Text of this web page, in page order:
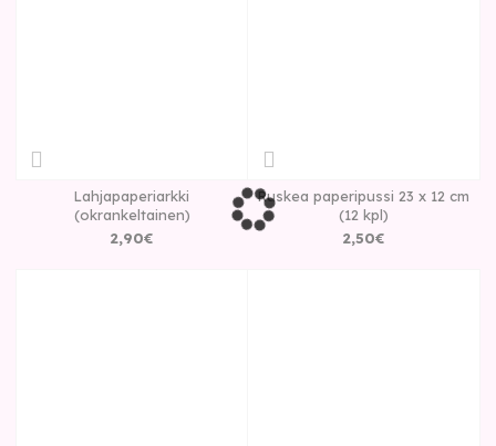
Lahjapaperiarkki
(okrankeltainen)
2,90€
Ruskea paperipussi 23 x 12 cm
(12 kpl)
2,50€